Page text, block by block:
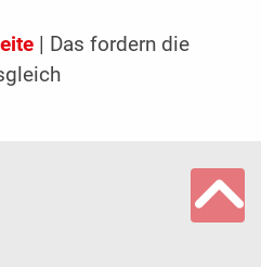
| Das fordern die